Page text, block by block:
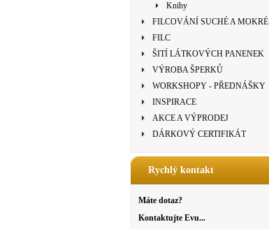
Knihy
FILCOVÁNÍ SUCHÉ A MOKRÉ
FILC
ŠITÍ LÁTKOVÝCH PANENEK
VÝROBA ŠPERKŮ
WORKSHOPY - PŘEDNÁŠKY
INSPIRACE
AKCE A VÝPRODEJ
DÁRKOVÝ CERTIFIKÁT
Rychlý kontakt
Máte dotaz?
Kontaktujte Evu...